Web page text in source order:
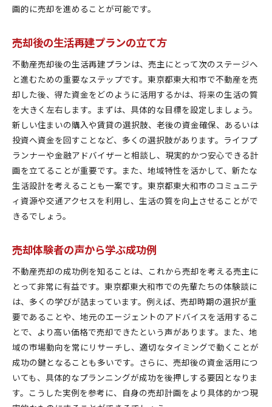
画的に売却を進めることが可能です。
売却後の生活再建プランの立て方
不動産売却後の生活再建プランは、売主にとって次のステージへ
と進むための重要なステップです。東京都東大和市で不動産を売
却した後、得た資金をどのように活用するかは、将来の生活の質
を大きく左右します。まずは、具体的な目標を設定しましょう。
新しい住まいの購入や賃貸の選択肢、老後の資金確保、あるいは
投資へ資金を回すことなど、多くの選択肢があります。ライフプ
ランナーや金融アドバイザーと相談し、現実的かつ安心できる計
画を立てることが重要です。また、地域特性を活かして、新たな
生活設計を考えることも一案です。東京都東大和市のコミュニテ
ィ資源や交通アクセスを利用し、生活の質を向上させることがで
きるでしょう。
売却体験者の声から学ぶ成功例
不動産売却の成功例を知ることは、これから売却を考える売主に
とって非常に有益です。東京都東大和市での先輩たちの体験談に
は、多くの学びが詰まっています。例えば、売却時期の選択が重
要であることや、地元のエージェントのアドバイスを活用するこ
とで、より高い価格で売却できたという声があります。また、地
域の市場動向を常にリサーチし、適切なタイミングで動くことが
成功の鍵となることも多いです。さらに、売却後の資金活用につ
いても、具体的なプランニングが成功を後押しする要因となりま
す。こうした実例を参考に、自身の売却計画をより具体的かつ現